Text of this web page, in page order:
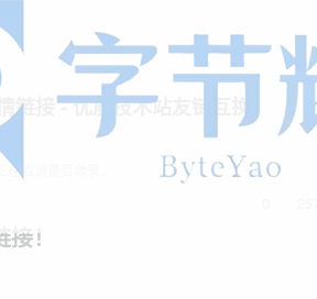
链接 - 优质技术站友链互换
正在检测是否收录...
！